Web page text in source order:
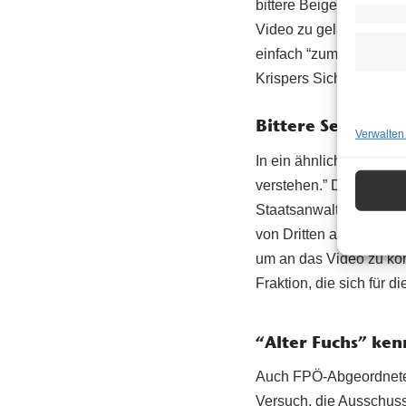
bittere Beigeschmack,
Video zu gelangen.
einfach “zum
Krispers Sicht ein
Bittere
In ein ähnliches Horn
verstehen.” Denn zum
Staatsanwaltschaft
von Dritten
um an das Video zu
Fraktion, die sich für
“Alter Fuchs”
Auch FPÖ-
Versuch, die